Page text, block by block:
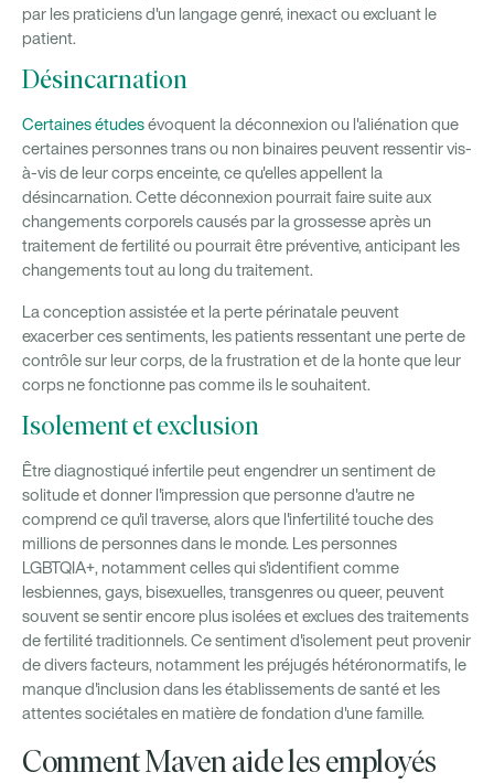
par les praticiens d'un langage genré, inexact ou excluant le
patient.
Désincarnation
Certaines étudesévoquent la déconnexion ou l'aliénation que
certaines personnes trans ou non binaires peuvent ressentir vis-
à-vis de leur corps enceinte, ce qu'elles appellent la
désincarnation. Cette déconnexion pourrait faire suite aux
changements corporels causés par la grossesse après un
traitement de fertilité ou pourrait être préventive, anticipant les
changements tout au long du traitement.
La conception assistée et la perte périnatale peuvent
exacerber ces sentiments, les patients ressentant une perte de
contrôle sur leur corps, de la frustration et de la honte que leur
corps ne fonctionne pas comme ils le souhaitent.
Isolement et exclusion
Être diagnostiqué infertile peut engendrer un sentiment de
solitude et donner l'impression que personne d'autre ne
comprend ce qu'il traverse, alors que l'infertilité touche des
millions de personnes dans le monde. Les personnes
LGBTQIA+, notamment celles qui s'identifient comme
lesbiennes, gays, bisexuelles, transgenres ou queer, peuvent
souvent se sentir encore plus isolées et exclues des traitements
de fertilité traditionnels. Ce sentiment d'isolement peut provenir
de divers facteurs, notamment les préjugés hétéronormatifs, le
manque d'inclusion dans les établissements de santé et les
attentes sociétales en matière de fondation d'une famille.
Comment Maven aide les employés